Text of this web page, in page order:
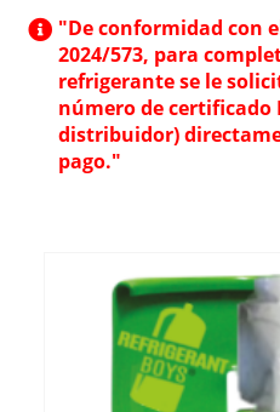
"De conformidad con
2024/573, para
refrigerante se le
número de certificado
distribuidor)
pago."